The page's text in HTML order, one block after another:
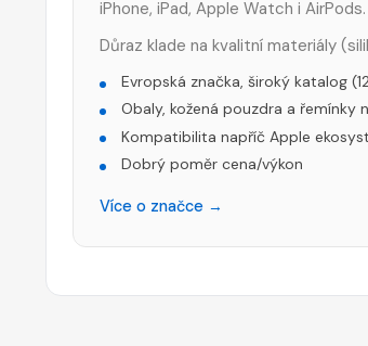
iPhone, iPad, Apple Watch i AirPods.
Důraz klade na kvalitní materiály
Evropská značka, široký katalog
Obaly, kožená pouzdra a řemínky
Kompatibilita napříč Apple
Dobrý poměr cena/výkon
Více o značce →